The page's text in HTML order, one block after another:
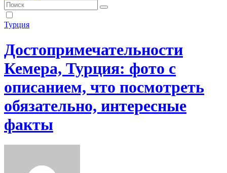
Турция
Достопримечательности
Кемера, Турция: фото с
описанием, что посмотреть
обязательно, интересные
факты